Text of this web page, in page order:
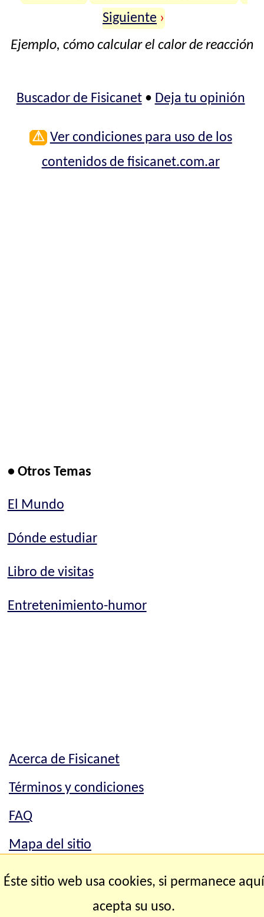
Siguiente ›
Ejemplo, cómo calcular el calor de reacción
Buscador de Fisicanet• Deja tu opinión
⚠ Ver condiciones para uso de los
contenidos de fisicanet.com.ar
• Otros Temas
El Mundo
Dónde estudiar
Libro de visitas
Entretenimiento-humor
Acerca de Fisicanet
Términos y condiciones
FAQ
Mapa del sitio
Mapa del sitio
Éste sitio web usa cookies, si permanece aquí
acepta su uso.